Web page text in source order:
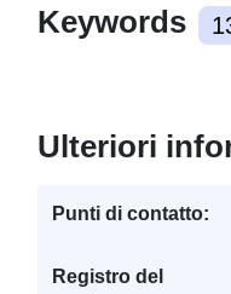
Keywords
Ulteriori
Punti di contatto:
Registro del